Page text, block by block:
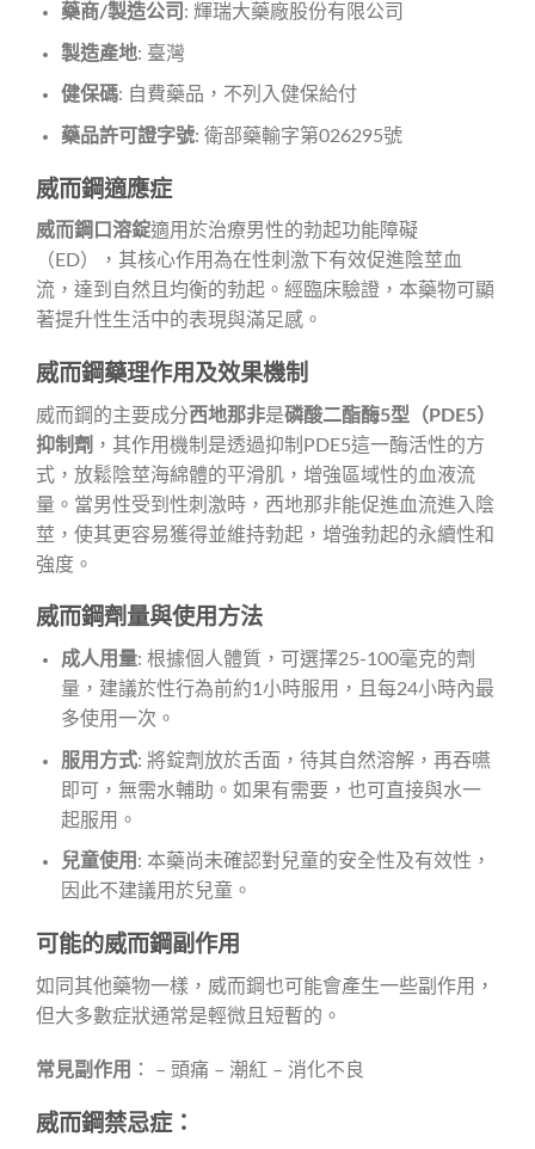
藥商/製造公司 : 輝瑞大藥廠股份有限公司
製造產地: 臺灣
健保碼: 自費藥品，不列入健保給付
藥品許可證字號: 衛部藥輸字第026295號
威而鋼適應症
威而鋼口溶錠適用於治療男性的勃起功能障礙
（ED），其核心作用為在性刺激下有效促進陰莖血
流，達到自然且均衡的勃起。經臨床驗證，本藥物可顯
著提升性生活中的表現與滿足感。
威而鋼藥理作用及效果機制
威而鋼的主要成分西地那非是磷酸二酯酶5型（PDE5）
抑制劑 ，其作用機制是透過抑制PDE5這一酶活性的方
式，放鬆陰莖海綿體的平滑肌，增強區域性的血液流
量。當男性受到性刺激時，西地那非能促進血流進入陰
莖，使其更容易獲得並維持勃起，增強勃起的永續性和
強度。
威而鋼劑量與使用方法
成人用量: 根據個人體質，可選擇25-100毫克的劑
量，建議於性行為前約1小時服用，且每24小時內最
多使用一次。
服用方式: 將錠劑放於舌面，待其自然溶解，再吞嚥
即可，無需水輔助。如果有需要，也可直接與水一
起服用。
兒童使用 : 本藥尚未確認對兒童的安全性及有效性，
因此不建議用於兒童。
可能的威而鋼副作用
如同其他藥物一樣，威而鋼也可能會產生一些副作用，
但大多數症狀通常是輕微且短暫的。
常見副作用 ： – 頭痛 – 潮紅 – 消化不良
威而鋼禁忌症：